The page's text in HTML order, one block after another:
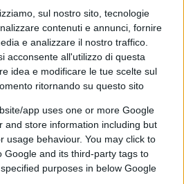
sul nostro sito, tecnologie
contenuti e annunci, fornire
e analizzare il nostro traffico.
acconsente all'utilizzo di questa
idea e modificare le tue scelte sul
ritornando su questo sito
app uses one or more Google
and store information including but
usage behaviour. You may click to
Google and its third-party tags to
purposes in below Google
9:14